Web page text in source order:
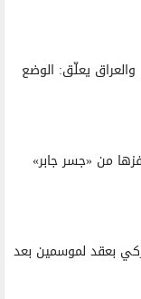
يعلّق: الوضع
من «جسر جابر»
بعقد لموسمين بعد